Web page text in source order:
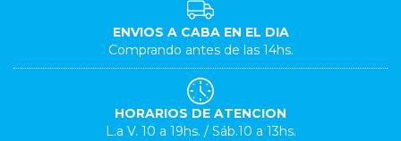
ENVIOS A CABA EN EL DIA
Comprando antes de las 14hs.
HORARIOS DE ATENCION
L.a V. 10 a 19hs. / Sáb.10 a 13hs.